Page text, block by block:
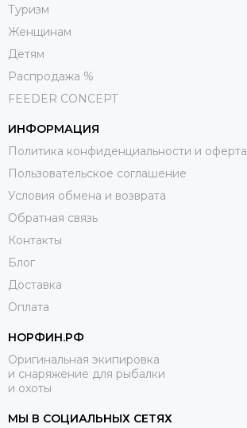
Туризм
Женщинам
Детям
Распродажа %
FEEDER CONCEPT
ИНФОРМАЦИЯ
Политика конфиденциальности и оферта
Пользовательское соглашение
Условия обмена и возврата
Обратная связь
Контакты
Блог
Доставка
Оплата
НОРФИН.РФ
Оригинальная экипировка
и снаряжение для рыбалки
и охоты
МЫ В СОЦИАЛЬНЫХ СЕТЯХ